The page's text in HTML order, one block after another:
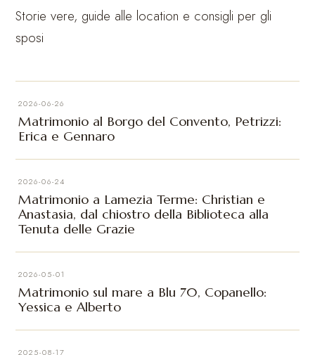
Storie vere, guide alle location e consigli per gli
sposi
2026-06-26
Matrimonio al Borgo del Convento, Petrizzi:
Erica e Gennaro
2026-06-24
Matrimonio a Lamezia Terme: Christian e
Anastasia, dal chiostro della Biblioteca alla
Tenuta delle Grazie
2026-05-01
Matrimonio sul mare a Blu 70, Copanello:
Yessica e Alberto
2025-08-17